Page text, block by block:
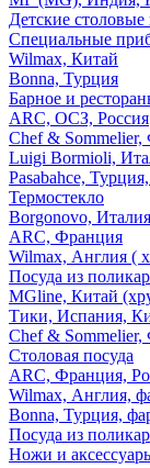
Детские
Специальные
Wilmax, Китай
Bonna, Турция
Барное и
ARC, ОСЗ, Россия
Chef & Sommelier,
Luigi Bormioli,
Pasabahce,
Термостекло
Borgonovo, Италия
ARC, Франция
Wilmax, Англия (
Посуда из
MGline, Китай
Тики, Испания,
Chef & Sommelier,
Столовая посуда
ARC, Франция,
Wilmax, Англия,
Bonna, Турция,
Посуда из
Ножи и